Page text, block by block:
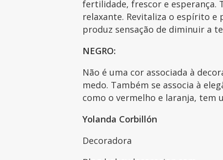
fertilidade, frescor e esperança.
relaxante. Revitaliza o espírito
produz sensação de diminuir a
NEGRO:
Não é uma cor associada à
medo. Também se associa à
como o vermelho e laranja, tem
Yolanda Corbillón
Decoradora